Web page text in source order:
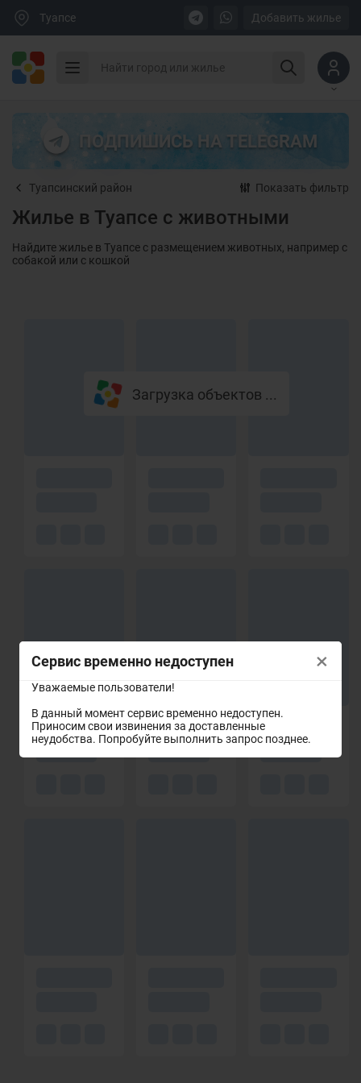
Сервис временно недоступен
Уважаемые пользователи!
В данный момент сервис временно недоступен.
Приносим свои извинения за доставленные
неудобства. Попробуйте выполнить запрос позднее.
×
Туапсе Добавить жилье
ПОДПИШИСЬ НА TELEGRAM
Туапсинский район Показать фильтр
Жилье в Туапсе с животными
Найдите жилье в Туапсе с размещением животных, например с
собакой или с кошкой
Загрузка объектов ...